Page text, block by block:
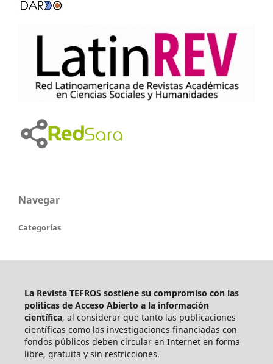
Navegar
Categorías
La Revista TEFROS sostiene su compromiso con las
políticas de Acceso Abierto a la información
científica, al considerar que tanto las publicaciones
científicas como las investigaciones financiadas con
fondos públicos deben circular en Internet en forma
libre, gratuita y sin restricciones.